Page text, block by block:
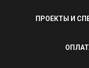
ПРОЕКТЫ И